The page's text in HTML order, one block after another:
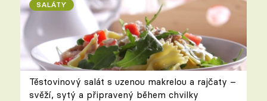
SALÁTY
Těstovinový salát s uzenou makrelou a rajčaty –
svěží, sytý a připravený během chvilky